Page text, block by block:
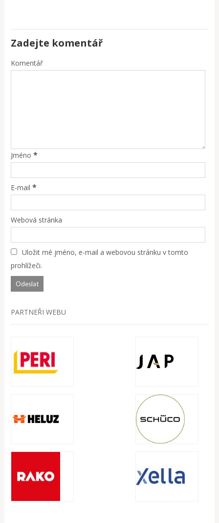
Zadejte komentář
Komentář
Jméno *
E-mail *
Webová stránka
Uložit mé jméno, e-mail a webovou stránku v tomto
prohlížeči.
PARTNEŘI WEBU